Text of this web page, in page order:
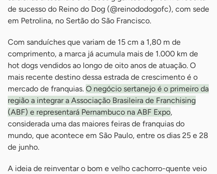
de sucesso do Reino do Dog (@reinododogofc), com sede
em Petrolina, no Sertão do São Francisco.
Com sanduíches que variam de 15 cm a 1,80 m de
comprimento, a marca já acumula mais de 1.000 km de
hot dogs vendidos ao longo de oito anos de atuação. O
mais recente destino dessa estrada de crescimento é o
mercado de franquias. O negócio sertanejo é o primeiro da
região a integrar a Associação Brasileira de Franchising
(ABF) e representará Pernambuco na ABF Expo,
considerada uma das maiores feiras de franquias do
mundo, que acontece em São Paulo, entre os dias 25 e 28
de junho.
A ideia de reinventar o bom e velho cachorro-quente veio